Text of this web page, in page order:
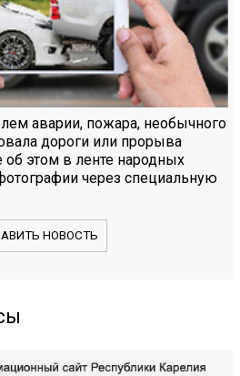
аварии, пожара, необычного
дороги или прорыва
об этом в ленте народных
через специальную
НОВОСТЬ